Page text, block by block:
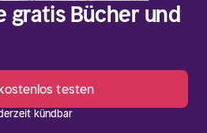
gratis Bücher und
testen
kündbar